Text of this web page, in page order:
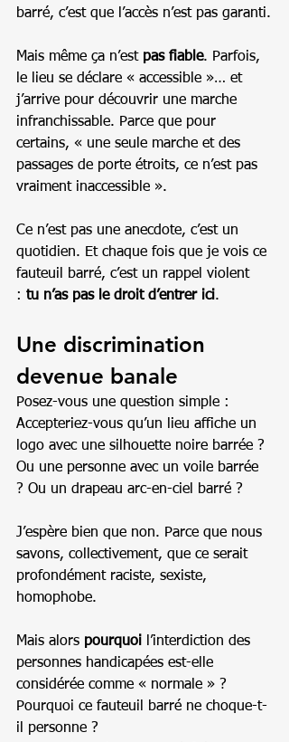
barré, c’est que l’accès n’est pas garanti.
Mais même ça n’est pas fiable. Parfois,
le lieu se déclare « accessible »… et
j’arrive pour découvrir une marche
infranchissable. Parce que pour
certains, « une seule marche et des
passages de porte étroits, ce n’est pas
vraiment inaccessible ».
Ce n’est pas une anecdote, c’est un
quotidien. Et chaque fois que je vois ce
fauteuil barré, c’est un rappel violent
: tu n’as pas le droit d’entrer ici.
Une discrimination
devenue banale
Posez-vous une question simple :
Accepteriez-vous qu’un lieu affiche un
logo avec une silhouette noire barrée ?
Ou une personne avec un voile barrée
? Ou un drapeau arc-en-ciel barré ?
J’espère bien que non. Parce que nous
savons, collectivement, que ce serait
profondément raciste, sexiste,
homophobe.
Mais alors pourquoi l’interdiction des
personnes handicapées est-elle
considérée comme « normale » ?
Pourquoi ce fauteuil barré ne choque-t-
il personne ?